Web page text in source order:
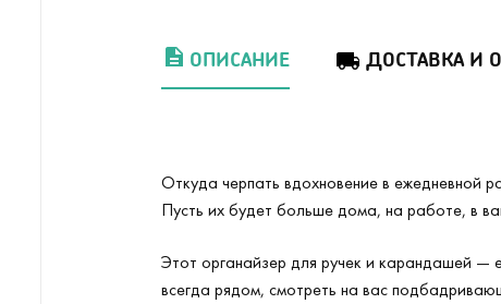
ОПИСАНИЕ ДОСТАВКА И
Откуда черпать вдохновение в ежедневной
Пусть их будет больше дома, на работе, в
Этот органайзер для ручек и карандашей
всегда рядом, смотреть на вас